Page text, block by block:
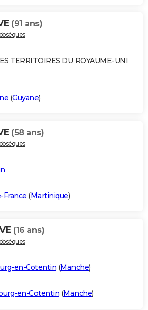
(91 ans)
TERRITOIRES DU ROYAUME-UNI
(Guyane)
(58 ans)
France (Martinique)
(16 ans)
en-Cotentin (Manche)
en-Cotentin (Manche)